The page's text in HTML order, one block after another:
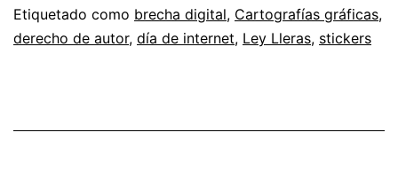
propósito
del
internet
Etiquetado como brecha digital, Cartografías gráficas,
derecho de autor, día de internet, Ley Lleras, stickers